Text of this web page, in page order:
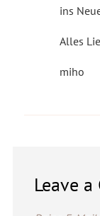
ins
Alles
miho
Leave